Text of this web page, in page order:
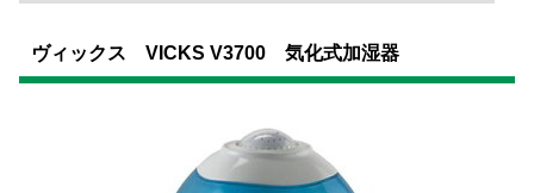
ヴィックス VICKS V3700 気化式加湿器